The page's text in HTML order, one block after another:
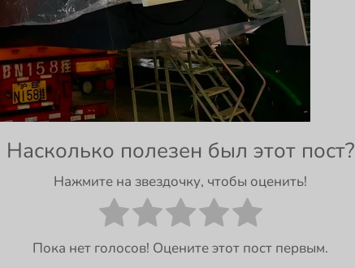
Насколько полезен был этот пост?
Нажмите на звездочку, чтобы оценить!
Пока нет голосов! Оцените этот пост первым.